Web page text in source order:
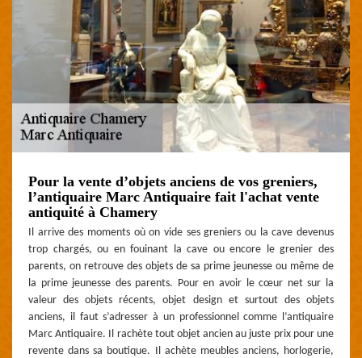
Pour la vente d’objets anciens de vos greniers,
l’antiquaire Marc Antiquaire fait l'achat vente
antiquité à Chamery
Il arrive des moments où on vide ses greniers ou la cave devenus
trop chargés, ou en fouinant la cave ou encore le grenier des
parents, on retrouve des objets de sa prime jeunesse ou même de
la prime jeunesse des parents. Pour en avoir le cœur net sur la
valeur des objets récents, objet design et surtout des objets
anciens, il faut s’adresser à un professionnel comme l’antiquaire
Marc Antiquaire. Il rachète tout objet ancien au juste prix pour une
revente dans sa boutique. Il achète meubles anciens, horlogerie,